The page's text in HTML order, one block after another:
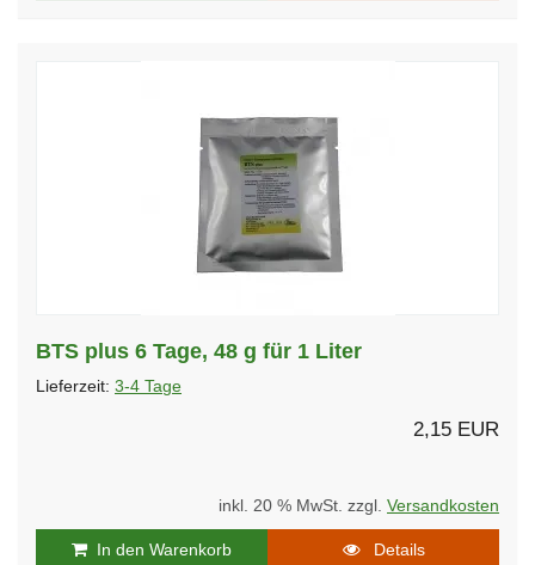
BTS plus 6 Tage, 48 g für 1 Liter
Lieferzeit: 3-4 Tage
2,15 EUR
inkl. 20 % MwSt. zzgl. Versandkosten
In den Warenkorb Details